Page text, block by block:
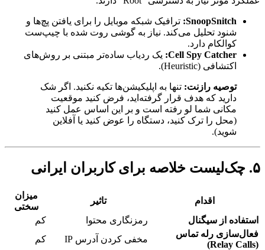
SnoopSnitch: ترافیک شبکه موبایل را برای یافتن پچ‌ها و
شنود تحلیل می‌کند. نیاز به گوشی روت شده با چیپ‌ست
کوالکام دارد.
Cell Spy Catcher: یک ردیاب ساده‌تر مبتنی بر روش‌های
اکتشافی (Heuristic).
توصیه رازنت: تنها به اپلیکیشن‌ها تکیه نکنید. اگر شک
دارید که هدف قرار گرفته‌اید، فرض کنید موقعیت
مکانی شما لو رفته است و بر این اساس عمل کنید
(محل را ترک کنید، دستگاه را عوض کنید یا آفلاین
شوید).
۵. چک‌لیست خلاصه برای کاربران ایرانی
اقدام تاثیر
میزان
سختی
استفاده از سیگنال
رمزنگاری محتوا
کم
فعال‌سازی رله تماس
(Relay Calls)
مخفی کردن آدرس IP کم